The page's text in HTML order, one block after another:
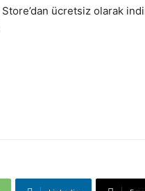
ücretsiz olarak